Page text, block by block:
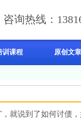
咨询热线：
训课程 原创文章
就说到了如何讨债